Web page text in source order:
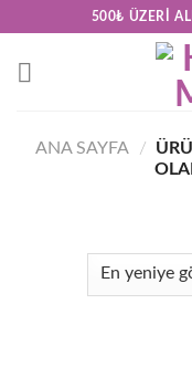
content
500₺ ÜZERI
ANA SAYFA /